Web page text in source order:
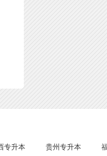
专升本 贵州专升本